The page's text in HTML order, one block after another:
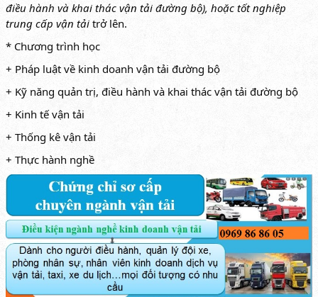
điều hành và khai thác vận tải đường bộ), hoặc tốt nghiệp
trung cấp vận tải trở lên.
* Chương trình học
+ Pháp luật về kinh doanh vận tải đường bộ
+ Kỹ năng quản trị, điều hành và khai thác vận tải đường bộ
+ Kinh tế vận tải
+ Thống kê vận tải
+ Thực hành nghề